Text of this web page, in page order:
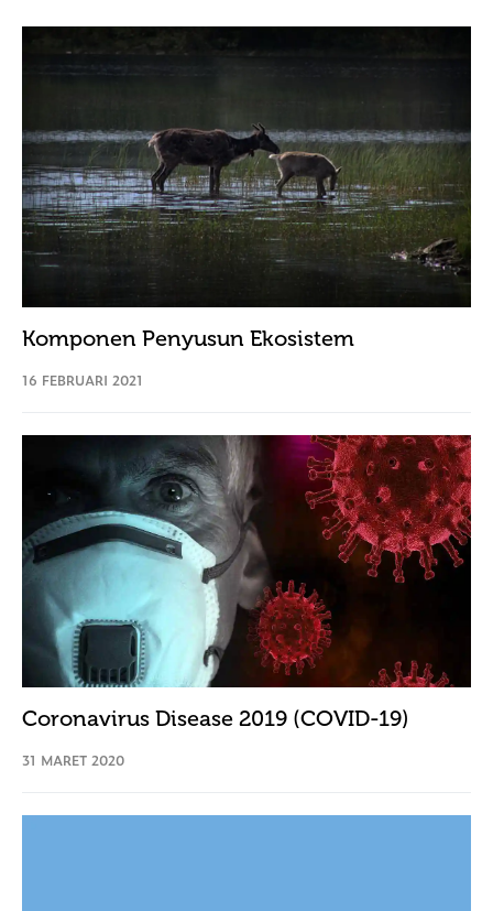
Komponen Penyusun Ekosistem
16 FEBRUARI 2021
Coronavirus Disease 2019 (COVID-19)
31 MARET 2020